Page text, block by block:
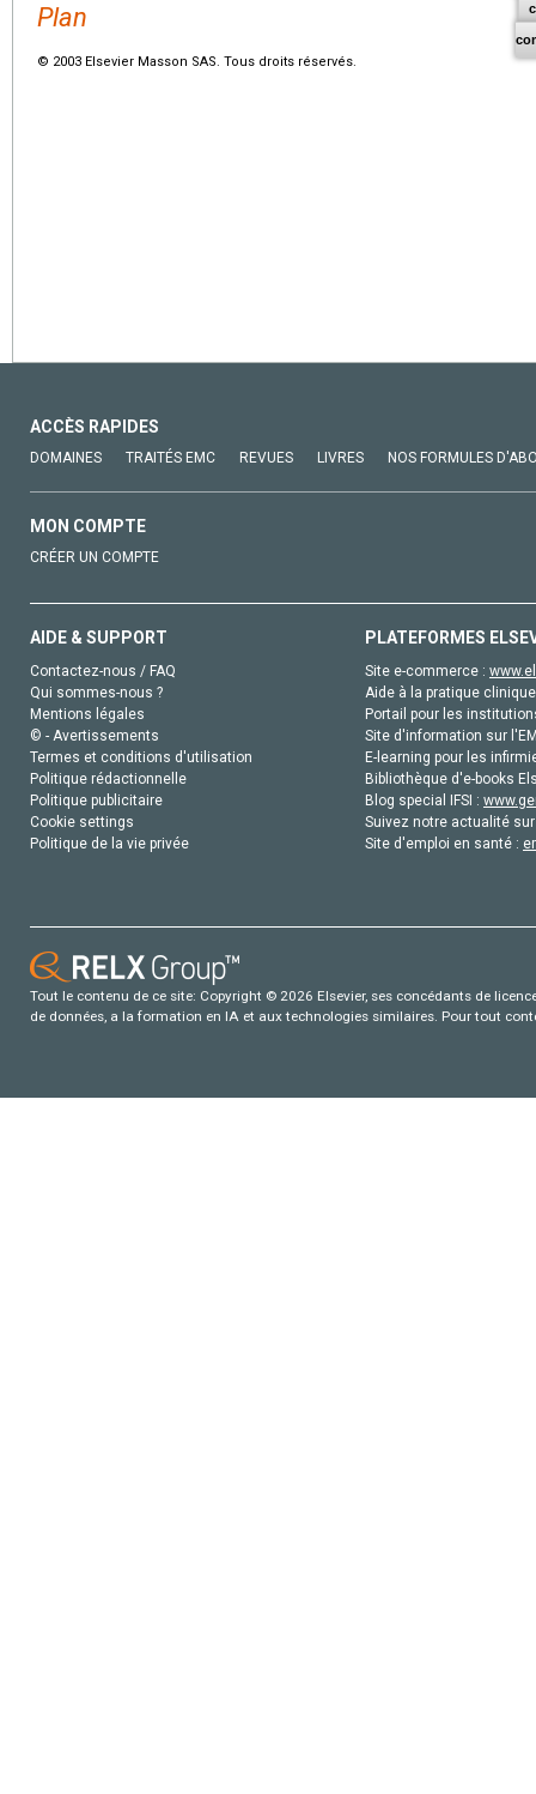
Plan
© 2003 Elsevier Masson SAS. Tous droits réservés.
ACCÈS RAPIDES
DOMAINES TRAITÉS EMC REVUES LIVRES NOS FORMULES
MON COMPTE
CRÉER UN COMPTE
AIDE & SUPPORT
Contactez-nous / FAQ
Qui sommes-nous ?
Mentions légales
© - Avertissements
Termes et conditions d'utilisation
Politique rédactionnelle
Politique publicitaire
Cookie settings
Politique de la vie privée
PLATEFORMES
Site e-commerce :
Aide à la pratique
Portail pour les
Site d'information sur
E-learning pour les
Bibliothèque d'e-books
Blog special IFSI :
Suivez notre actualité
Site d'emploi en santé :
Tout le contenu de ce site: Copyright © 2026 Elsevier, ses concédants de
de données, a la formation en IA et aux technologies similaires. Pour tout